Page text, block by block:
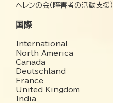
ヘレンの会（障害者の活動支援）
国際
International
North America
Canada
Deutschland
France
United Kingdom
India